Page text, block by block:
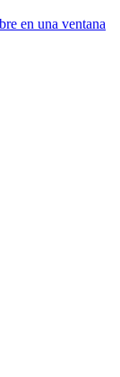
en una ventana